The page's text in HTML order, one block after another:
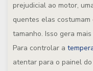
prejudicial ao motor,
quentes elas
tamanho. Isso gera
Para controlar a
atentar para o painel